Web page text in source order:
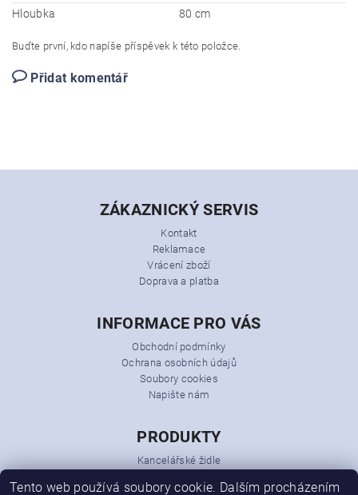
Hloubka
80 cm
Buďte první, kdo napíše příspěvek k této položce.
Přidat komentář
ZÁKAZNICKÝ SERVIS
Kontakt
Reklamace
Vrácení zboží
Doprava a platba
INFORMACE PRO VÁS
Obchodní podmínky
Ochrana osobních údajů
Soubory cookies
Napište nám
PRODUKTY
Kancelářské židle
Kancelářský nábytek
Tento web používá soubory cookie. Dalším procházením